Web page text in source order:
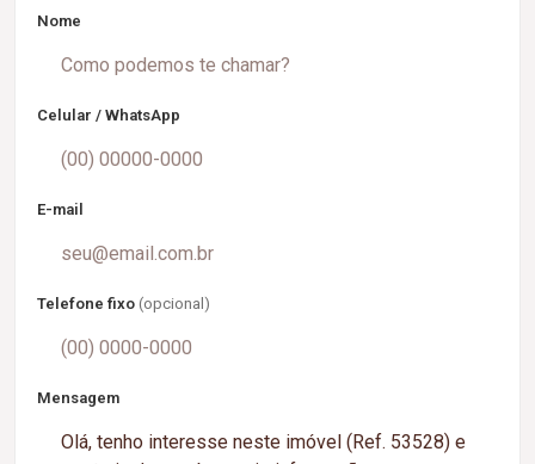
Nome
Celular / WhatsApp
E-mail
Telefone fixo (opcional)
Mensagem